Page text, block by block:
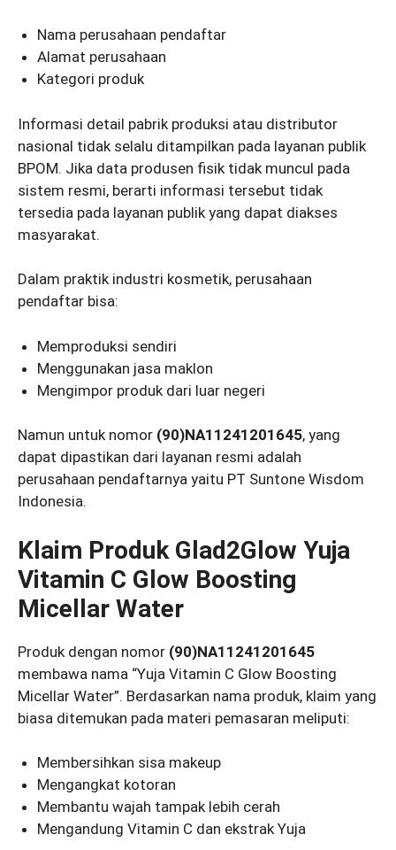
Nama perusahaan pendaftar
Alamat perusahaan
Kategori produk
Informasi detail pabrik produksi atau distributor
nasional tidak selalu ditampilkan pada layanan publik
BPOM. Jika data produsen fisik tidak muncul pada
sistem resmi, berarti informasi tersebut tidak
tersedia pada layanan publik yang dapat diakses
masyarakat.
Dalam praktik industri kosmetik, perusahaan
pendaftar bisa:
Memproduksi sendiri
Menggunakan jasa maklon
Mengimpor produk dari luar negeri
Namun untuk nomor (90)NA11241201645, yang
dapat dipastikan dari layanan resmi adalah
perusahaan pendaftarnya yaitu PT Suntone Wisdom
Indonesia.
Klaim Produk Glad2Glow Yuja
Vitamin C Glow Boosting
Micellar Water
Produk dengan nomor (90)NA11241201645
membawa nama “Yuja Vitamin C Glow Boosting
Micellar Water”. Berdasarkan nama produk, klaim yang
biasa ditemukan pada materi pemasaran meliputi:
Membersihkan sisa makeup
Mengangkat kotoran
Membantu wajah tampak lebih cerah
Mengandung Vitamin C dan ekstrak Yuja